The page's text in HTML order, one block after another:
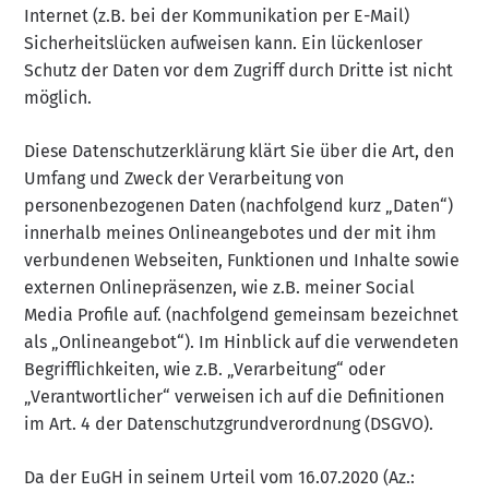
Internet (z.B. bei der Kommunikation per E-Mail)
Sicherheitslücken aufweisen kann. Ein lückenloser
Schutz der Daten vor dem Zugriff durch Dritte ist nicht
möglich.
Diese Datenschutzerklärung klärt Sie über die Art, den
Umfang und Zweck der Verarbeitung von
personenbezogenen Daten (nachfolgend kurz „Daten“)
innerhalb meines Onlineangebotes und der mit ihm
verbundenen Webseiten, Funktionen und Inhalte sowie
externen Onlinepräsenzen, wie z.B. meiner Social
Media Profile auf. (nachfolgend gemeinsam bezeichnet
als „Onlineangebot“). Im Hinblick auf die verwendeten
Begrifflichkeiten, wie z.B. „Verarbeitung“ oder
„Verantwortlicher“ verweisen ich auf die Definitionen
im Art. 4 der Datenschutzgrundverordnung (DSGVO).
Da der EuGH in seinem Urteil vom 16.07.2020 (Az.: